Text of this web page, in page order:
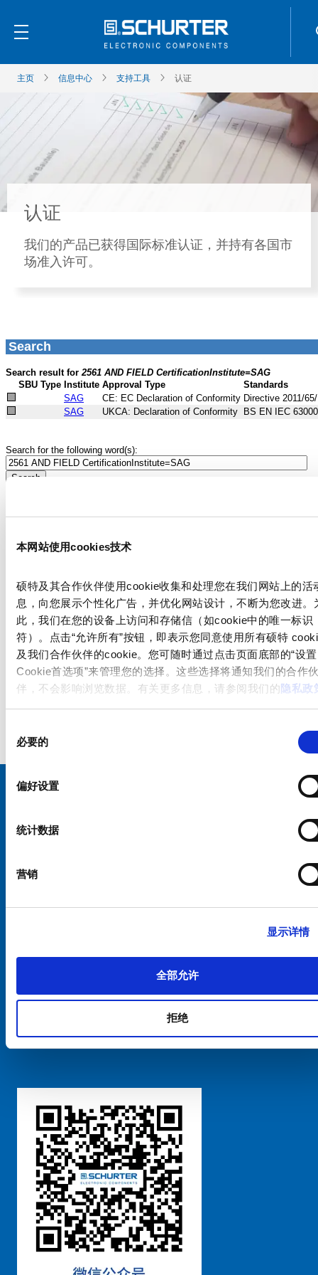
本网站使用cookies技术
硕特及其合作伙伴使用cookie收集和处理您在我们网站上的活
息，向您展示个性化广告，并优化网站设计，不断为您改进。
此，我们在您的设备上访问和存储信（如cookie中的唯一标识
符）。点击“允许所有”按钮，即表示您同意使用所有硕特
及我们合作伙伴的cookie。您可随时通过点击页面底部的“设置
Cookie首选项”来管理您的选择。这些选择将通知我们的合作
伴，不会影响浏览数据。有关更多信息，请参阅我们的隐私政
选
必要的
偏好设置
统计数据
营销
显示详情
全部允许
拒绝
主页 信息中心 支持工具 认证
认证
我们的产品已获得国际标准认证，并持有各国市
场准入许可。
粤ICP备 2021170698号